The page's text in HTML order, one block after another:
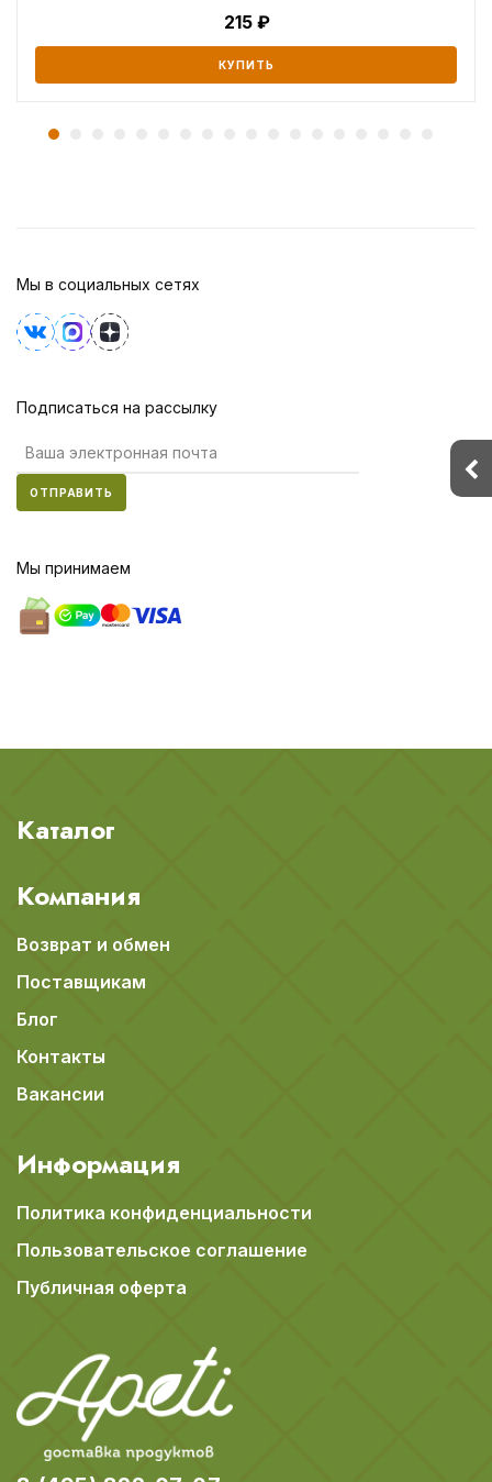
215
КУПИТЬ
Мы в социальных сетях
Подписаться на рассылку
ОТПРАВИТЬ
Мы принимаем
Каталог
Компания
Возврат и обмен
Поставщикам
Блог
Контакты
Вакансии
Информация
Политика конфиденциальности
Пользовательское соглашение
Публичная оферта